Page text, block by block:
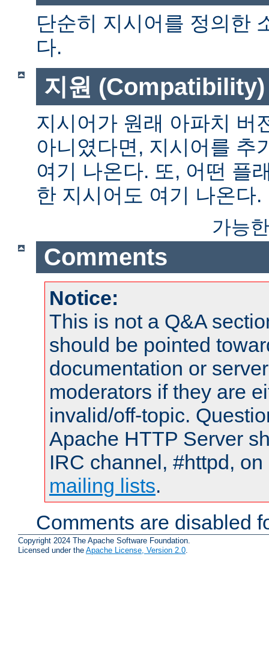
단순히 지시어를 정의한
다.
지원 (Compatibility)
지시어가 원래 아파치 버
아니였다면, 지시어를 추
여기 나온다. 또, 어떤 플
한 지시어도 여기 나온다.
가능
Comments
Notice:
This is not a Q&A
should be pointed
documentation or
moderators if they are
invalid/off-topic.
Apache HTTP Server
IRC channel, #httpd,
mailing lists.
Comments are disabled
Copyright 2024 The Apache Software Foundation.
Licensed under the Apache License, Version 2.0.